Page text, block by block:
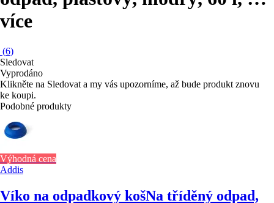
více
(6)
Sledovat
Vyprodáno
Klikněte na Sledovat a my vás upozorníme, až bude produkt znovu
ke koupi.
Podobné produkty
Výhodná cena
Addis
Víko na odpadkový košNa tříděný odpad,